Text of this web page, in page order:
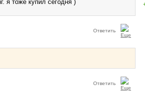
я тоже купил сегодня )
Ответить
Ответить